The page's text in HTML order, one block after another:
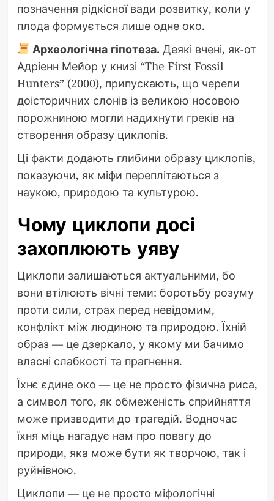
позначення рідкісної вади розвитку, коли у
плода формується лише одне око.
Археологічна гіпотеза. Деякі вчені, як-от
Адріенн Мейор у книзі “The First Fossil
Hunters” (2000), припускають, що черепи
доісторичних слонів із великою носовою
порожниною могли надихнути греків на
створення образу циклопів.
Ці факти додають глибини образу циклопів,
показуючи, як міфи переплітаються з
наукою, природою та культурою.
Чому циклопи досі
захоплюють уяву
Циклопи залишаються актуальними, бо
вони втілюють вічні теми: боротьбу розуму
проти сили, страх перед невідомим,
конфлікт між людиною та природою. Їхній
образ — це дзеркало, у якому ми бачимо
власні слабкості та прагнення.
Їхнє єдине око — це не просто фізична риса,
а символ того, як обмеженість сприйняття
може призводити до трагедій. Водночас
їхня міць нагадує нам про повагу до
природи, яка може бути як творчою, так і
руйнівною.
Циклопи — це не просто міфологічні